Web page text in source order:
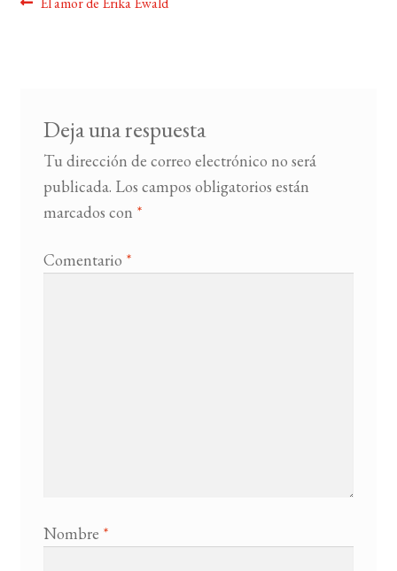
Navegación
Deja una respuesta
Tu dirección de correo electrónico no será
publicada. Los campos obligatorios están
marcados con *
Comentario *
Nombre *